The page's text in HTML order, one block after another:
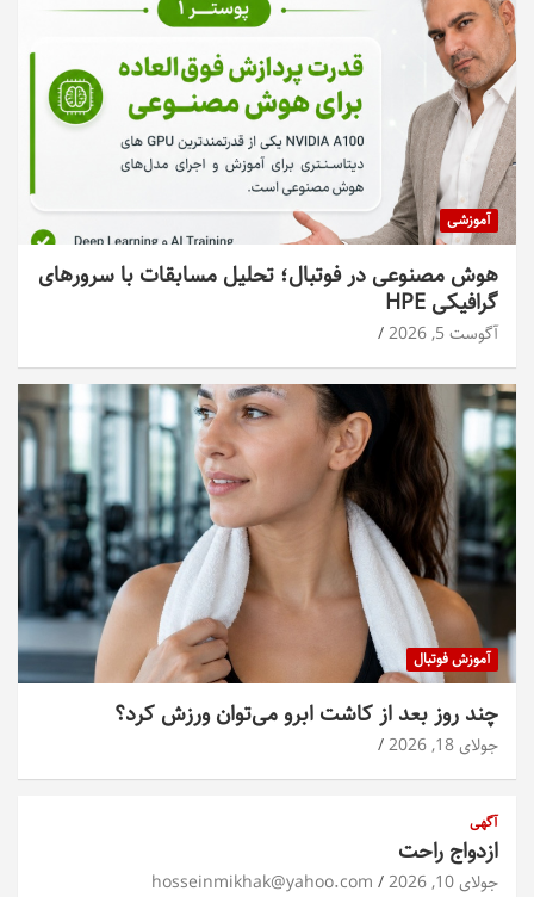
آموزشی
هوش مصنوعی در فوتبال؛ تحلیل مسابقات با سرورهای
گرافیکی HPE
آگوست 5, 2026
آموزش فوتبال
چند روز بعد از کاشت ابرو می‌توان ورزش کرد؟
جولای 18, 2026
آگهی
ازدواج راحت
جولای 10, 2026 hosseinmikhak@yahoo.com